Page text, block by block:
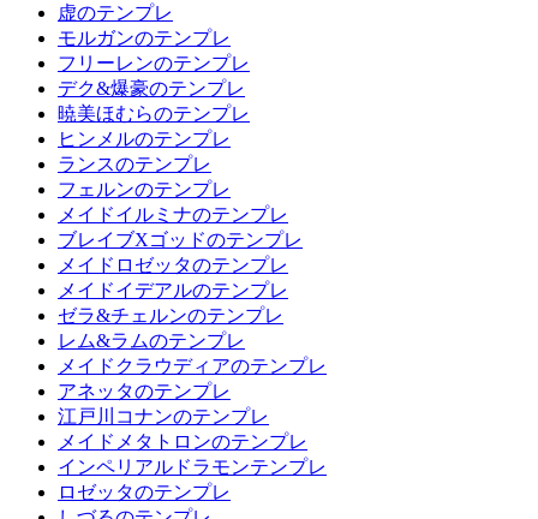
虚のテンプレ
モルガンのテンプレ
フリーレンのテンプレ
デク&爆豪のテンプレ
暁美ほむらのテンプレ
ヒンメルのテンプレ
ランスのテンプレ
フェルンのテンプレ
メイドイルミナのテンプレ
ブレイブXゴッドのテンプレ
メイドロゼッタのテンプレ
メイドイデアルのテンプレ
ゼラ&チェルンのテンプレ
レム&ラムのテンプレ
メイドクラウディアのテンプレ
アネッタのテンプレ
江戸川コナンのテンプレ
メイドメタトロンのテンプレ
インペリアルドラモンテンプレ
ロゼッタのテンプレ